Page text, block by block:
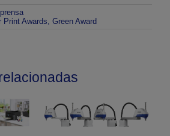
Print Awards, Green Award